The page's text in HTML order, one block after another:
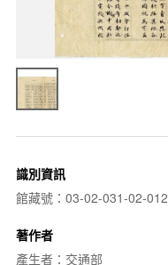
識別資訊
館藏號：03-02-031-02-012
著作者
產生者：交通部